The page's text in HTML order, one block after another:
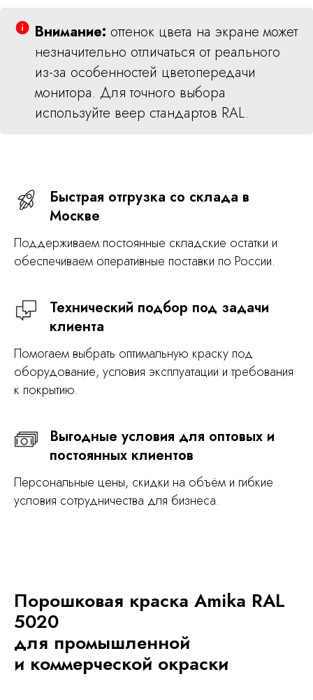
Внимание: оттенок цвета на экране может
незначительно отличаться от реального
из-за особенностей цветопередачи
монитора. Для точного выбора
используйте веер стандартов RAL.
Быстрая отгрузка со склада в
Москве
Поддерживаем постоянные складские остатки и
обеспечиваем оперативные поставки по России.
Технический подбор под задачи
клиента
Помогаем выбрать оптимальную краску под
оборудование, условия эксплуатации и требования
к покрытию.
Выгодные условия для оптовых и
постоянных клиентов
Персональные цены, скидки на объём и гибкие
условия сотрудничества для бизнеса.
Порошковая краска Amika RAL
5020
для промышленной
и коммерческой окраски